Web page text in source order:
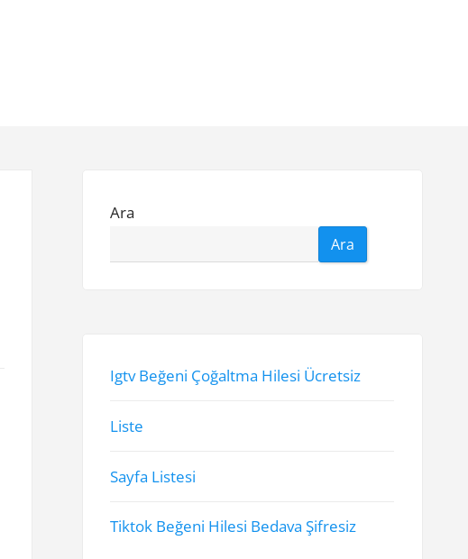
Ara
Ara
Igtv Beğeni Çoğaltma Hilesi Ücretsiz
Liste
Sayfa Listesi
Tiktok Beğeni Hilesi Bedava Şifresiz